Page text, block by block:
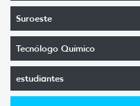
Suroeste
Tecnólogo Químico
estudiantes